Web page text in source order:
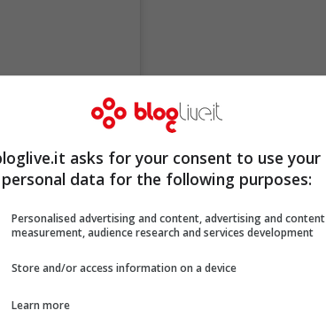
asks for your consent to use your
personal data for the following purposes:
Personalised advertising and content, advertising and content
measurement, audience research and services development
Store and/or access information on a device
Learn more